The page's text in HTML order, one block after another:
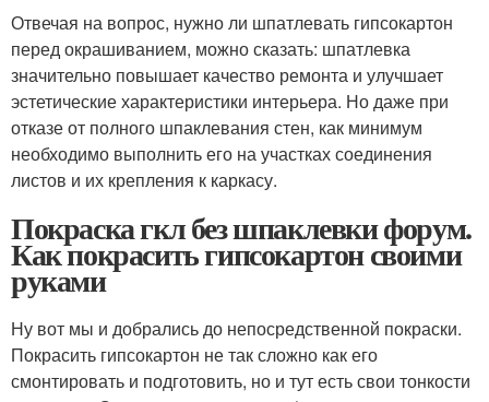
Отвечая на вопрос, нужно ли шпатлевать гипсокартон
перед окрашиванием, можно сказать: шпатлевка
значительно повышает качество ремонта и улучшает
эстетические характеристики интерьера. Но даже при
отказе от полного шпаклевания стен, как минимум
необходимо выполнить его на участках соединения
листов и их крепления к каркасу.
Покраска гкл без шпаклевки форум.
Как покрасить гипсокартон своими
руками
Ну вот мы и добрались до непосредственной покраски.
Покрасить гипсокартон не так сложно как его
смонтировать и подготовить, но и тут есть свои тонкости